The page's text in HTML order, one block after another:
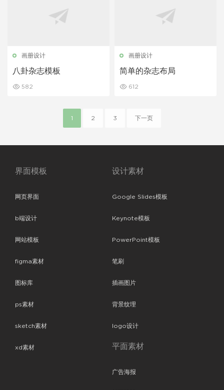
画册设计
八卦杂志模板
582
画册设计
简单的杂志布局
612
1 2 3 下一页
界面模板
网页界面
b端设计
网站模板
figma素材
图标库
ps素材
sketch素材
xd素材
设计素材
Google Slides模板
Keynote模板
PowerPoint模板
笔刷
插画图片
背景纹理
logo设计
平面素材
广告海报